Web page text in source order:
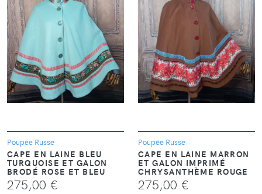
VOIR
Poupée Russe
CAPE EN LAINE BLEU
TURQUOISE ET GALON
BRODÉ ROSE ET BLEU
275,00 €
Poupée Russe
CAPE EN LAINE MARRON
ET GALON IMPRIMÉ
CHRYSANTHÈME ROUGE
275,00 €